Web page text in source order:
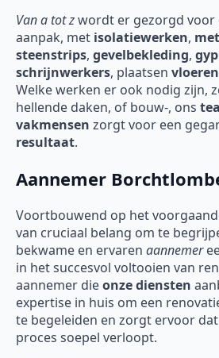
Van a tot zwordt er gezorgd voor
aanpak, met isolatiewerken,
steenstrips, gevelbekleding,
schrijnwerkers, plaatsen vloeren
Welke werken er ook nodig zijn,
hellende daken, of bouw-, ons
vakmensen zorgt voor een
resultaat.
Aannemer
Voortbouwend op het
van cruciaal belang om te
bekwame en ervaren aannemer
in het succesvol voltooien van
aannemer dieonze diensten
expertise in huis om een
te begeleiden en zorgt ervoor
proces soepel verloopt.